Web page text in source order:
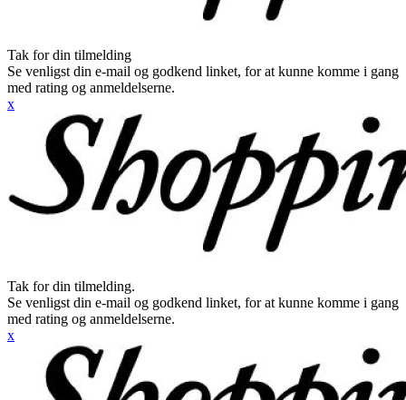
Tak for din tilmelding
Se venligst din e-mail og godkend linket, for at kunne komme i gang
med rating og anmeldelserne.
x
Tak for din tilmelding.
Se venligst din e-mail og godkend linket, for at kunne komme i gang
med rating og anmeldelserne.
x